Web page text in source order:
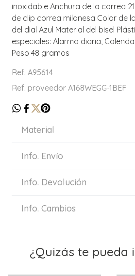
inoxidable Anchura de la correa
de clip correa milanesa Color de
del dial Azul Material del bisel
especiales: Alarma diaria,
Peso 48 gramos
Ref. A95614
Ref. proveedor A168WEGG-1BEF
Material
Info. Envío
Info. Devolución
Info. Cambios
¿Quizás te pueda